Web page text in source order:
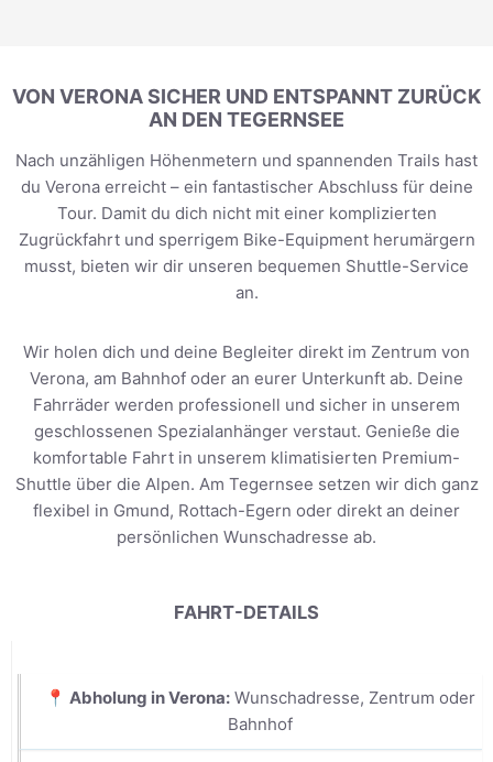
VON VERONA SICHER UND ENTSPANNT ZURÜCK
AN DEN TEGERNSEE
Nach unzähligen Höhenmetern und spannenden Trails hast
du Verona erreicht – ein fantastischer Abschluss für deine
Tour. Damit du dich nicht mit einer komplizierten
Zugrückfahrt und sperrigem Bike-Equipment herumärgern
musst, bieten wir dir unseren bequemen Shuttle-Service
an.
Wir holen dich und deine Begleiter direkt im Zentrum von
Verona, am Bahnhof oder an eurer Unterkunft ab. Deine
Fahrräder werden professionell und sicher in unserem
geschlossenen Spezialanhänger verstaut. Genieße die
komfortable Fahrt in unserem klimatisierten Premium-
Shuttle über die Alpen. Am Tegernsee setzen wir dich ganz
flexibel in Gmund, Rottach-Egern oder direkt an deiner
persönlichen Wunschadresse ab.
FAHRT-DETAILS
📍 Abholung in Verona:Wunschadresse, Zentrum oder
Bahnhof